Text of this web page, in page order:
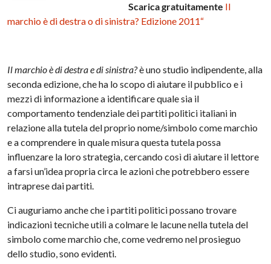
Scarica gratuitamente Il
marchio è di destra o di sinistra? Edizione 2011“
Il marchio è di destra e di sinistra?è uno studio indipendente, alla
seconda edizione, che ha lo scopo di aiutare il pubblico e i
mezzi di informazione a identificare quale sia il
comportamento tendenziale dei partiti politici italiani in
relazione alla tutela del proprio nome/simbolo come marchio
e a comprendere in quale misura questa tutela possa
influenzare la loro strategia, cercando così di aiutare il lettore
a farsi un’idea propria circa le azioni che potrebbero essere
intraprese dai partiti.
Ci auguriamo anche che i partiti politici possano trovare
indicazioni tecniche utili a colmare le lacune nella tutela del
simbolo come marchio che, come vedremo nel prosieguo
dello studio, sono evidenti.